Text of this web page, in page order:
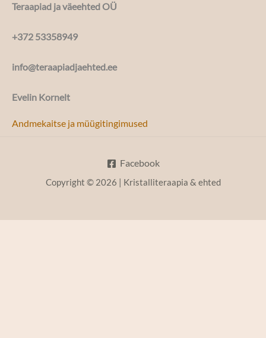
Teraapiad ja väeehted OÜ
+372 53358949
info@teraapiadjaehted.ee
Evelin Kornelt
Andmekaitse ja müügitingimused
Facebook
Copyright © 2026 | Kristalliteraapia & ehted